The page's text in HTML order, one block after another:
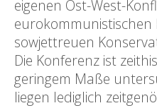
eigenen Ost-West-
sowjettreuen
Die Konferenz ist
geringem Maße
liegen lediglich